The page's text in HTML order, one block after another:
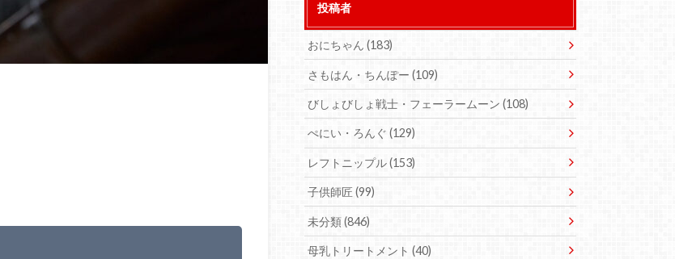
投稿者
おにちゃん(183)
さもはん・ちんぽー(109)
びしょびしょ戦士・フェーラームーン(108)
ぺにい・ろんぐ(129)
レフトニップル(153)
子供師匠(99)
未分類(846)
母乳トリートメント(40)